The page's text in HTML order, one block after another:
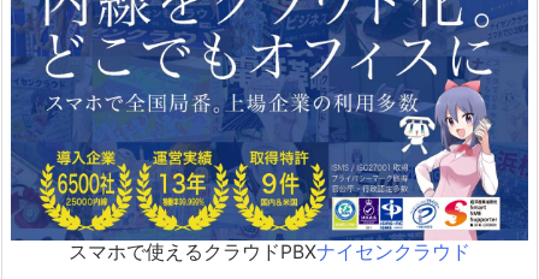
スマホで使えるクラウドPBXナイセンクラウド